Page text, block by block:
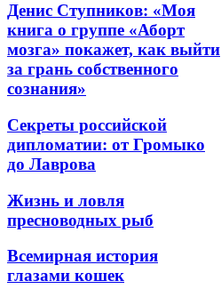
Денис Ступников: «Моя
книга о группе «Аборт
мозга» покажет, как выйти
за грань собственного
сознания»
Секреты российской
дипломатии: от Громыко
до Лаврова
Жизнь и ловля
пресноводных рыб
Всемирная история
глазами кошек